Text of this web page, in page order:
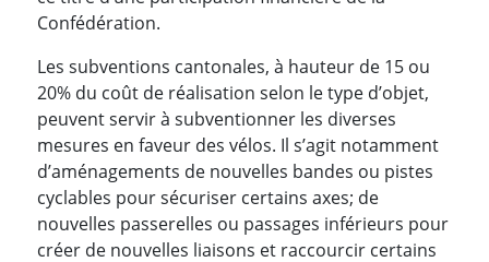
Confédération.
Les subventions cantonales, à hauteur de 15 ou
20% du coût de réalisation selon le type d’objet,
peuvent servir à subventionner les diverses
mesures en faveur des vélos. Il s’agit notamment
d’aménagements de nouvelles bandes ou pistes
cyclables pour sécuriser certains axes; de
nouvelles passerelles ou passages inférieurs pour
créer de nouvelles liaisons et raccourcir certains